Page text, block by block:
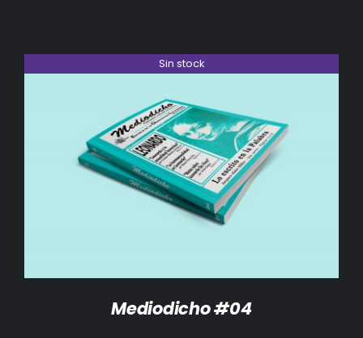
Sin stock
DETALLES
Mediodicho #04